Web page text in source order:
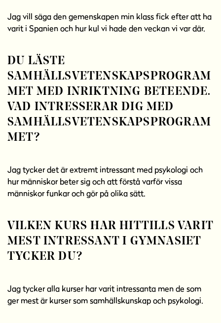
Jag vill säga den gemenskapen min klass fick efter att ha
varit i Spanien och hur kul vi hade den veckan vi var där.
DU LÄSTE
SAMHÄLLSVETENSKAPSPROGRAM
MET MED INRIKTNING BETEENDE.
VAD INTRESSERAR DIG MED
SAMHÄLLSVETENSKAPSPROGRAM
MET?
Jag tycker det är extremt intressant med psykologi och
hur människor beter sig och att förstå varför vissa
människor funkar och gör på olika sätt.
VILKEN KURS HAR HITTILLS VARIT
MEST INTRESSANT I GYMNASIET
TYCKER DU?
Jag tycker alla kurser har varit intressanta men de som
ger mest är kurser som samhällskunskap och psykologi.